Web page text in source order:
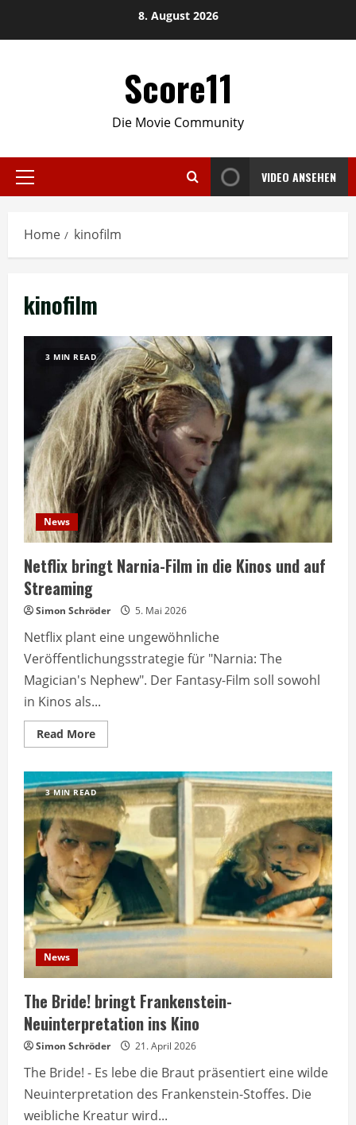
8. August 2026
Score11
Die Movie Community
Primary
VIDEO ANSEHEN
Home kinofilm
kinofilm
3 MIN READ
News
Netflix bringt Narnia-Film in die Kinos und auf
Streaming
Simon Schröder 5. Mai 2026
Netflix plant eine ungewöhnliche
Veröffentlichungsstrategie für "Narnia: The
Magician's Nephew". Der Fantasy-Film soll sowohl
in Kinos als...
Read MoreRead
more
bringt
Narnia-
Film
in
die
Kinos
und
auf
Streaming
3 MIN READ
News
The Bride! bringt Frankenstein-
Neuinterpretation ins Kino
Simon Schröder 21. April 2026
The Bride! - Es lebe die Braut präsentiert eine wilde
Neuinterpretation des Frankenstein-Stoffes. Die
weibliche Kreatur wird...